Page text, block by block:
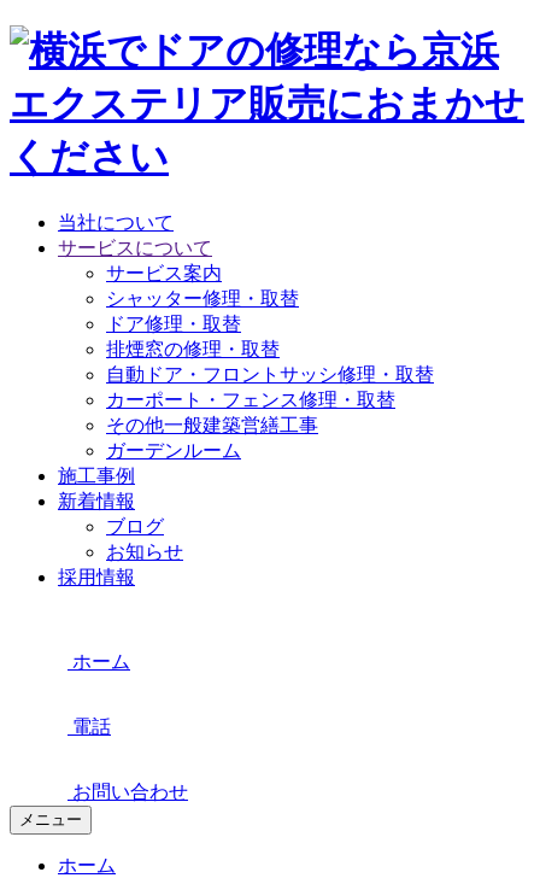
当社について
サービスについて
サービス案内
シャッター修理・取替
ドア修理・取替
排煙窓の修理・取替
自動ドア・フロントサッシ修理・取替
カーポート・フェンス修理・取替
その他一般建築営繕工事
ガーデンルーム
施工事例
新着情報
ブログ
お知らせ
採用情報
ホーム
電話
お問い合わせ
メニュー
ホーム